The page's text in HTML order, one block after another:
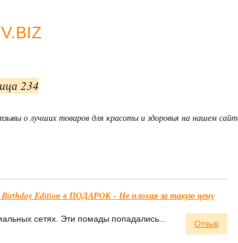
234
о лучших товаров для красоты и здоровья на нашем
Edition в ПОДАРОК - Не плохая за такую цену
сетях. Эти помады попадались... Отзыв